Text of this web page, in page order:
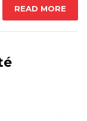
READ MORE